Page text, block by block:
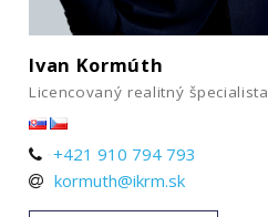
Ivan Kormúth
Licencovaný realitný špecialista
+421 910 794 793
kormuth@ikrm.sk